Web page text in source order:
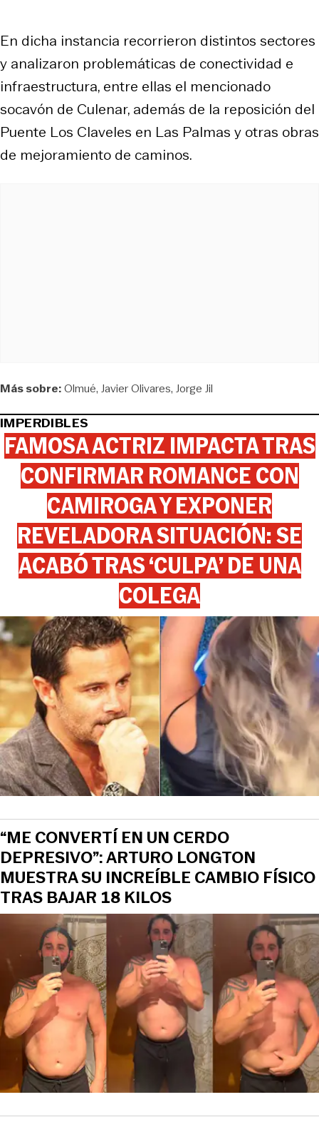
En dicha instancia recorrieron distintos sectores
y analizaron problemáticas de conectividad e
infraestructura, entre ellas el mencionado
socavón de Culenar, además de la reposición del
Puente Los Claveles en Las Palmas y otras obras
de mejoramiento de caminos.
Más sobre:Olmué Javier Olivares Jorge Jil
IMPERDIBLES
FAMOSA ACTRIZ IMPACTA TRAS
CONFIRMAR ROMANCE CON
CAMIROGA Y EXPONER
REVELADORA SITUACIÓN: SE
ACABÓ TRAS ‘CULPA’ DE UNA
COLEGA
“ME CONVERTÍ EN UN CERDO
DEPRESIVO”: ARTURO LONGTON
MUESTRA SU INCREÍBLE CAMBIO FÍSICO
TRAS BAJAR 18 KILOS